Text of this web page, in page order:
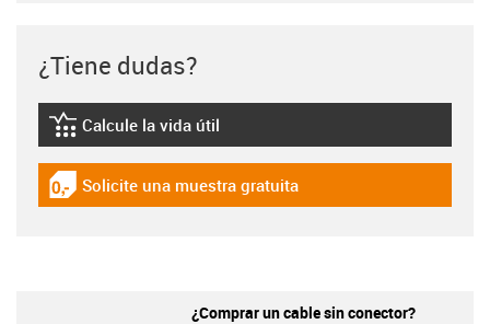
¿Tiene dudas?
igus-icon-lebensdauerrechner
Calcule la vida útil
igus-icon-gratismuster
Solicite una muestra gratuita
¿Comprar un cable sin conector?